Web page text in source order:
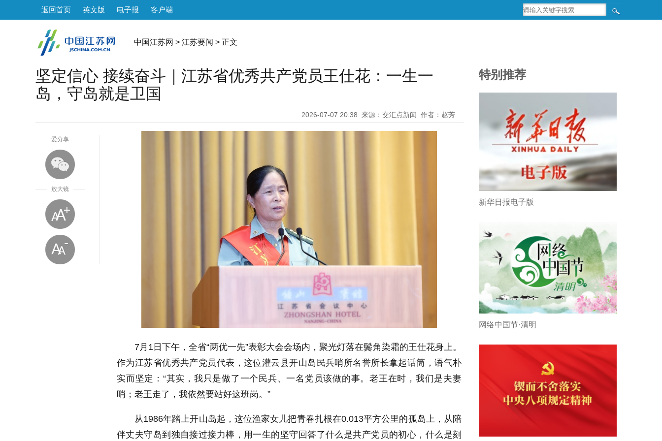
返回首页 英文版 电子报 客户端
中国江苏网 > 江苏要闻 > 正文
坚定信心 接续奋斗｜江苏省优秀共产党员王仕花：一生一
岛，守岛就是卫国
2026-07-07 20:38 来源：交汇点新闻 作者：赵芳
爱分享
放大镜
7 月 1 日下午，全省“两优一先”表彰大会会场内，聚光灯落在鬓角染霜的王仕花身上。
作为江苏省优秀共产党员代表，这位灌云县开山岛民兵哨所名誉所长拿起话筒，语气朴
实而坚定：“其实，我只是做了一个民兵、一名党员该做的事。老王在时，我们是夫妻
哨；老王走了，我依然要站好这班岗。”
从1986年踏上开山岛起，这位渔家女儿把青春扎根在0.013平方公里的孤岛上，从陪
伴丈夫守岛到独自接过接力棒，用一生的坚守回答了什么是共产党员的初心，什么是刻
特别推荐
新华日报电子版
网络中国节·清明